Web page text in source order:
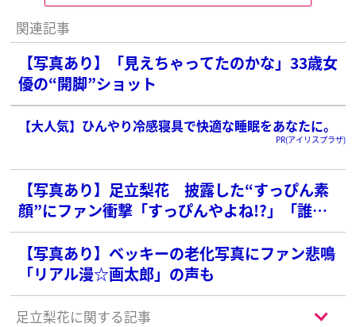
関連記事
【写真あり】「見えちゃってたのかな」33歳女
優の“開脚”ショット
【大人気】ひんやり冷感寝具で快適な睡眠をあなたに。
PR(アイリスプラザ)
【写真あり】足立梨花 披露した“すっぴん素
顔”にファン衝撃「すっぴんやよね!?」「誰か
わからなかった」
【写真あり】ベッキーの老化写真にファン悲鳴
「リアル漫☆画太郎」の声も
足立梨花に関する記事